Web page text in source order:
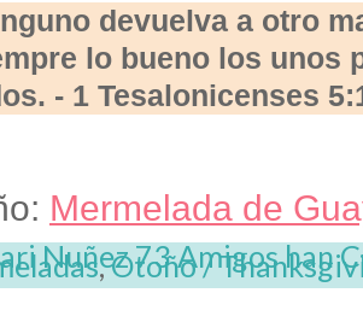
devuelva a otro
lo bueno los unos
- 1 Tesalonicenses
Mermelada de
Nuñez73 Amigos han
,Otoño /